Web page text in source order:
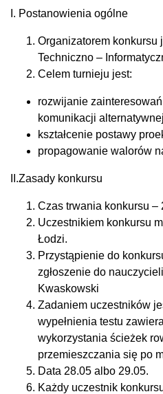
I. Postanowienia ogólne
Organizatorem konkursu
Techniczno –
Celem turnieju jest:
rozwijanie
komunikacji
kształcenie postawy
propagowanie walorów
II.Zasady konkursu
Czas trwania konkursu –
Uczestnikiem konkursu
Łodzi.
Przystąpienie do
zgłoszenie do
Kwaskowski
Zadaniem uczestników
wypełnienia testu
wykorzystania ścieżek
przemieszczania się po
Data 28.05 albo 29.05.
Każdy uczestnik